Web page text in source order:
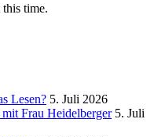
time.
Lesen? 5. Juli 2026
Frau Heidelberger 5. Juli